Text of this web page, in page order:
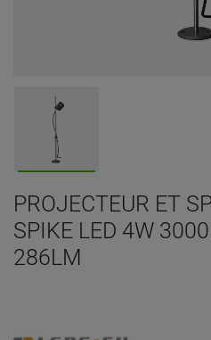
PROJECTEUR ET
SPIKE LED 4W
286LM